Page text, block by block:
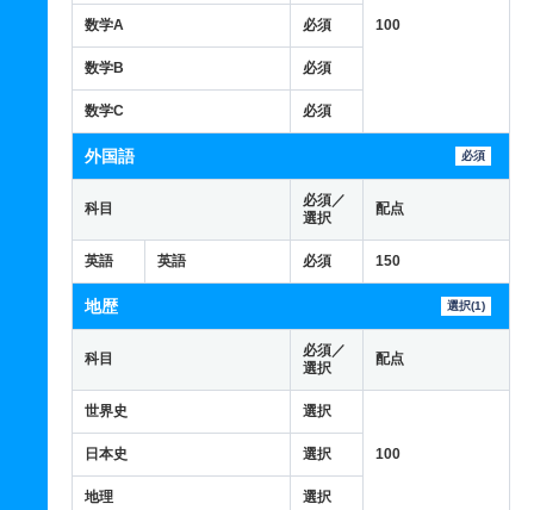
100
数学A 必須
数学B 必須
数学C 必須
外国語 必須
科目
必須／
選択
配点
英語 英語 必須 150
地歴 選択(1)
科目
必須／
選択
配点
世界史 選択
100
日本史 選択
地理 選択